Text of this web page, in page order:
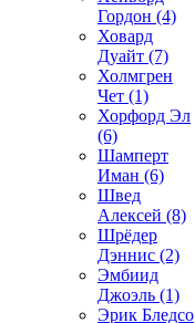
Гордон (4)
Ховард
Дуайт (7)
Холмгрен
Чет (1)
Хорфорд Эл
(6)
Шамперт
Иман (6)
Швед
Алексей (8)
Шрёдер
Дэннис (2)
Эмбиид
Джоэль (1)
Эрик Бледсо